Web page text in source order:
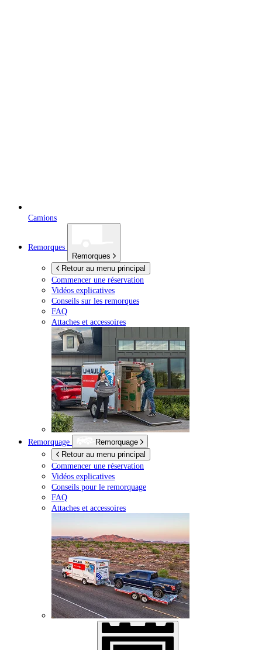
Camions
Remorques
Remorques
Retour au menu principal
Commencer une réservation
Vidéos explicatives
Conseils sur les remorques
FAQ
Attaches et accessoires
Remorquage
Remorquage
Retour au menu principal
Commencer une réservation
Vidéos explicatives
Conseils pour le remorquage
FAQ
Attaches et accessoires